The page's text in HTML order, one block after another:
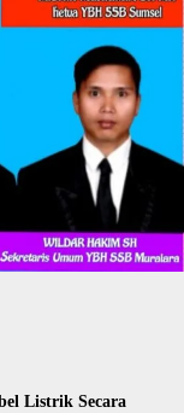
Listrik Secara